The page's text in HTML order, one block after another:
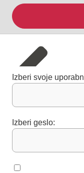
Izberi svoje
Izberi geslo: